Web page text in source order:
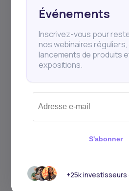
Télécharger
l'application
Commencez à
les meilleures
d’Afrique,
actions, les
startups, les fonds
Événements
Inscrivez-vous pour
nos webinaires réguliers,
lancements de produits
expositions.
S'abonner
+25k